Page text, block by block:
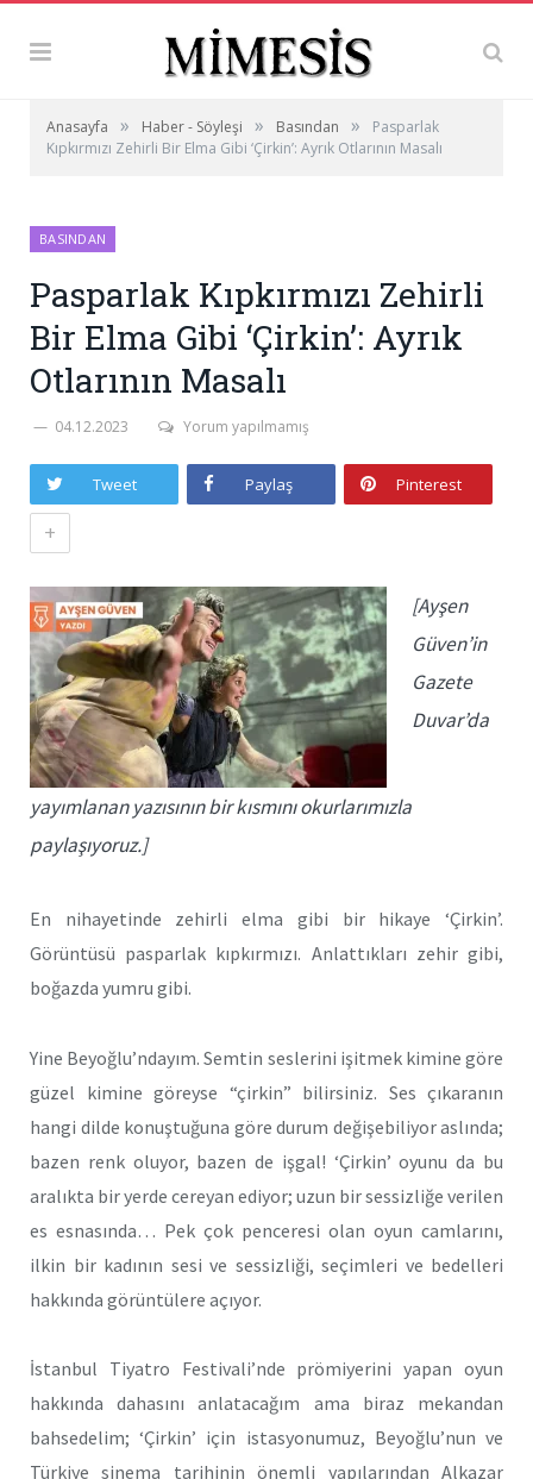
Anasayfa » Haber - Söyleşi » Basından »
Pasparlak
Kıpkırmızı Zehirli Bir Elma Gibi ‘Çirkin’: Ayrık Otlarının Masalı
BASINDAN
Pasparlak Kıpkırmızı Zehirli
Bir Elma Gibi ‘Çirkin’: Ayrık
Otlarının Masalı
04.12.2023 Yorum yapılmamış
Tweet Paylaş Pinterest
+
[Ayşen
Güven’in
Gazete
Duvar’da
yayımlanan yazısının bir kısmını okurlarımızla
paylaşıyoruz.]
En nihayetinde zehirli elma gibi bir hikaye ‘Çirkin’.
Görüntüsü pasparlak kıpkırmızı. Anlattıkları zehir gibi,
boğazda yumru gibi.
Yine Beyoğlu’ndayım. Semtin seslerini işitmek kimine göre
güzel kimine göreyse “çirkin” bilirsiniz. Ses çıkaranın
hangi dilde konuştuğuna göre durum değişebiliyor aslında;
bazen renk oluyor, bazen de işgal! ‘Çirkin’ oyunu da bu
aralıkta bir yerde cereyan ediyor; uzun bir sessizliğe verilen
es esnasında… Pek çok penceresi olan oyun camlarını,
ilkin bir kadının sesi ve sessizliği, seçimleri ve bedelleri
hakkında görüntülere açıyor.
İstanbul Tiyatro Festivali’nde prömiyerini yapan oyun
hakkında dahasını anlatacağım ama biraz mekandan
bahsedelim; ‘Çirkin’ için istasyonumuz, Beyoğlu’nun ve
Türkiye sinema tarihinin önemli yapılarından Alkazar